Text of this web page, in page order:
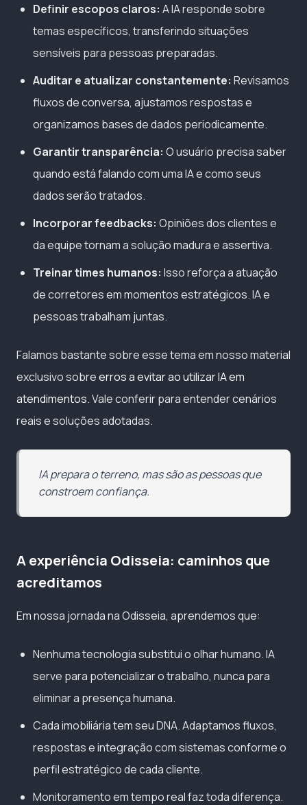
Definir escopos claros: A IA responde sobre
temas específicos, transferindo situações
sensíveis para pessoas preparadas.
Auditar e atualizar constantemente: Revisamos
fluxos de conversa, ajustamos respostas e
organizamos bases de dados periodicamente.
Garantir transparência: O usuário precisa saber
quando está falando com uma IA e como seus
dados serão tratados.
Incorporar feedbacks: Opiniões dos clientes e
da equipe tornam a solução madura e assertiva.
Treinar times humanos: Isso reforça a atuação
de corretores em momentos estratégicos. IA e
pessoas trabalham juntas.
Falamos bastante sobre esse tema em nosso material
exclusivo sobreerros a evitar ao utilizar IA em
atendimentos. Vale conferir para entender cenários
reais e soluções adotadas.
IA prepara o terreno, mas são as pessoas que
constroem confiança.
A experiência Odisseia: caminhos que
acreditamos
Em nossa jornada na Odisseia, aprendemos que:
Nenhuma tecnologia substitui o olhar humano. IA
serve para potencializar o trabalho, nunca para
eliminar a presença humana.
Cada imobiliária tem seu DNA. Adaptamos fluxos,
respostas e integração com sistemas conforme o
perfil estratégico de cada cliente.
Monitoramento em tempo real faz toda diferença.